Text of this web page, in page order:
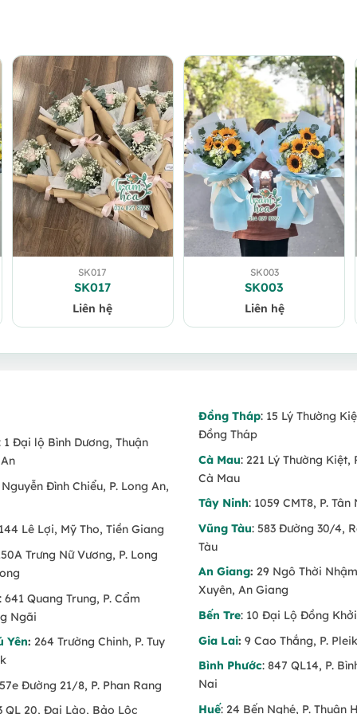
SK017
SK017
Liên hệ
SK003
SK003
Liên hệ
1 Đại lộ Bình Dương, Thuận
Đình Chiểu, P. Long An,
Lê Lợi, Mỹ Tho, Tiền Giang
Trưng Nữ Vương, P. Long
: 641 Quang Trung, P. Cẩm
Ngãi
Yên: 264 Trường Chinh, P. Tuy
Đường 21/8, P. Phan Rang
QL 20, Đại Lào, Bảo Lộc
Đồng Tháp: 15 Lý Thường
Đồng Tháp
Cà Mau: 221 Lý Thường Kiệt,
Cà Mau
Tây Ninh: 1059 CMT8, P.
Vũng Tàu: 583 Đường 30/4,
Tàu
An Giang: 29 Ngô Thời
Xuyên, An Giang
Bến Tre: 10 Đại Lộ Đồng
Gia Lai: 9 Cao Thắng, P.
Bình Phước: 847 QL14, P.
Nai
Huế: 24 Bến Nghé, P. Thuận